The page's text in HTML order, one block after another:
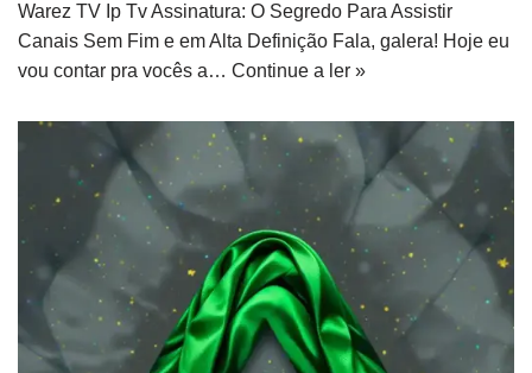
Warez TV Ip Tv Assinatura: O Segredo Para Assistir
Canais Sem Fim e em Alta Definição Fala, galera! Hoje eu
vou contar pra vocês a… Continue a ler »